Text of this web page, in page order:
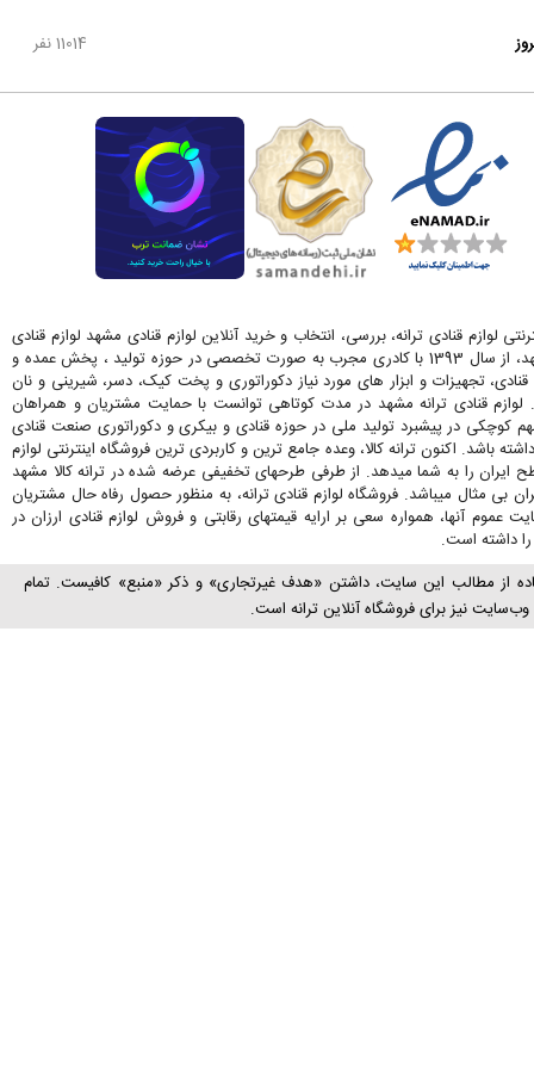
11014 نفر
لوازم قنادی ترانه، بررسی، انتخاب و خرید آنلاین لوازم قنادی مشهد لوازم قنادی
ترانه در مشهد، از سال 1393 با کادری مجرب به صورت تخصصی در حوزه تولید ، پخش عمده و
تجهیزات و ابزار های مورد نیاز دکوراتوری و پخت کیک، دسر، شیرینی و نان
لوازم قنادی ترانه مشهد در مدت کوتاهی توانست با حمایت مشتریان و همراهان
کوچکی در پیشبرد تولید ملی در حوزه قنادی و بیکری و دکوراتوری صنعت قنادی
باشد. اکنون ترانه کالا، وعده جامع ترین و کاربردی ترین فروشگاه اینترنتی لوازم
ایران را به شما میدهد. از طرفی طرحهای تخفیفی عرضه شده در ترانه کالا مشهد
بی مثال میباشد. فروشگاه لوازم قنادی ترانه، به منظور حصول رفاه حال مشتریان
عموم آنها، همواره سعی بر ارایه قیمتهای رقابتی و فروش لوازم قنادی ارزان در
داشته است.
از مطالب این سایت، داشتن «هدف غیرتجاری» و ذکر «منبع» کافیست. تمام
نیز برای فروشگاه آنلاین ترانه است.